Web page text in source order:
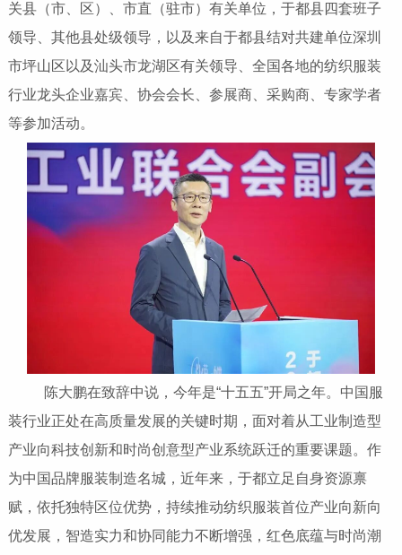
关县（市、区）、市直（驻市）有关单位，于都县四套班子
领导、其他县处级领导，以及来自于都县结对共建单位深圳
市坪山区以及汕头市龙湖区有关领导、全国各地的纺织服装
行业龙头企业嘉宾、协会会长、参展商、采购商、专家学者
等参加活动。
陈大鹏在致辞中说，今年是“十五五”开局之年。中国服
装行业正处在高质量发展的关键时期，面对着从工业制造型
产业向科技创新和时尚创意型产业系统跃迁的重要课题。作
为中国品牌服装制造名城，近年来，于都立足自身资源禀
赋，依托独特区位优势，持续推动纺织服装首位产业向新向
优发展，智造实力和协同能力不断增强，红色底蕴与时尚潮